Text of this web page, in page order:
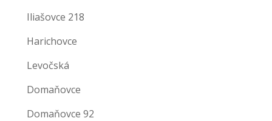
Iliašovce 218
Harichovce
Levočská
Domaňovce
Domaňovce 92